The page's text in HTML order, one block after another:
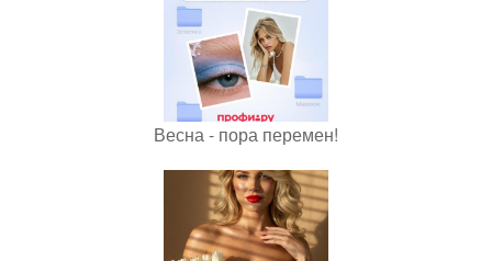
Весна - пора перемен!